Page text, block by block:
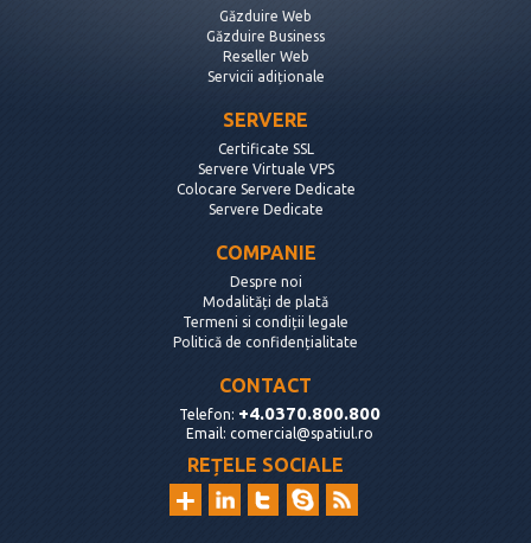
Găzduire Web
Găzduire Business
Reseller Web
Servicii adiționale
SERVERE
Certificate SSL
Servere Virtuale VPS
Colocare Servere Dedicate
Servere Dedicate
COMPANIE
Despre noi
Modalități de plată
Termeni si condiții legale
Politică de confidențialitate
CONTACT
Telefon: +4.0370.800.800
Email: comercial@spatiul.ro
REȚELE SOCIALE